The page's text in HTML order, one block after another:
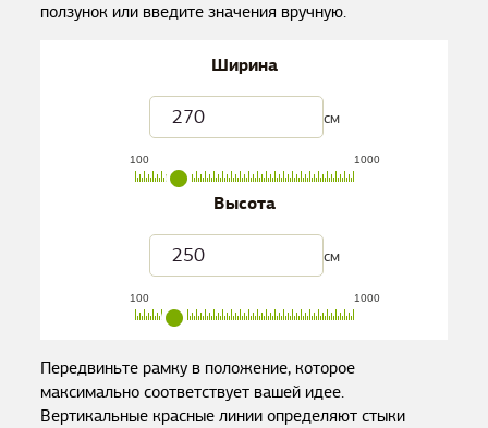
ползунок или введите значения вручную.
Ширина
см
100 1000
Высота
см
100 1000
Передвиньте рамку в положение, которое
максимально соответствует вашей идее.
Вертикальные красные линии определяют стыки